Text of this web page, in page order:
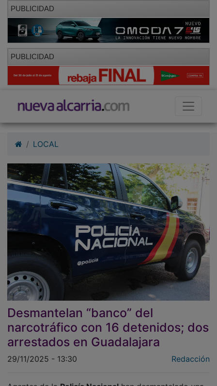
PUBLICIDAD
PUBLICIDAD
Desmantelan “banco” del
narcotráfico con 16 detenidos; dos
arrestados en Guadalajara